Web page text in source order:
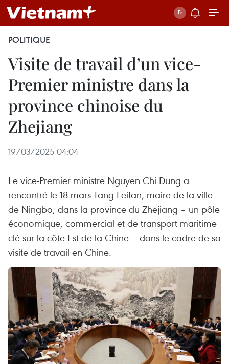
POLITIQUE
Visite de travail d’un vice-
Premier ministre dans la
province chinoise du
Zhejiang
19/03/2025 04:04
Le vice-Premier ministre Nguyen Chi Dung a
rencontré le 18 mars Tang Feifan, maire de la ville
de Ningbo, dans la province du Zhejiang – un pôle
économique, commercial et de transport maritime
clé sur la côte Est de la Chine – dans le cadre de sa
visite de travail en Chine.